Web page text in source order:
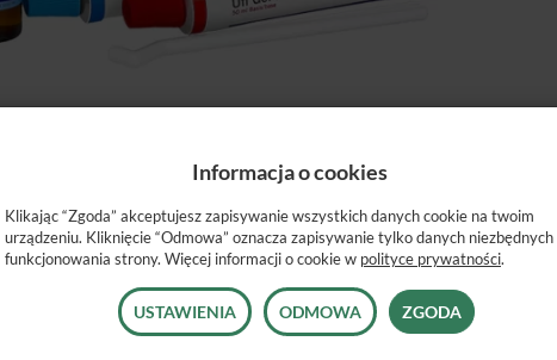
podścielający na bazie silikonu. Dzięki zastosowaniu płynu
a materiałem podścielającym. Jest biokompatybilny (wolny
Preparat posiada efekt kameleona, co sprawia, że jest stabilny
protez akrylowych, a doskonała adaptacja materiału
na standardowe środki do czyszczenia, co sprawia, że
proste i szybkie.
Informacja o cookies
Klikając “Zgoda” akceptujesz zapisywanie wszystkich danych cookie na twoim
urządzeniu. Kliknięcie “Odmowa” oznacza zapisywanie tylko danych niezbędnych
funkcjonowania strony. Więcej informacji o cookie w polityce prywatności.
USTAWIENIA ODMOWA ZGODA